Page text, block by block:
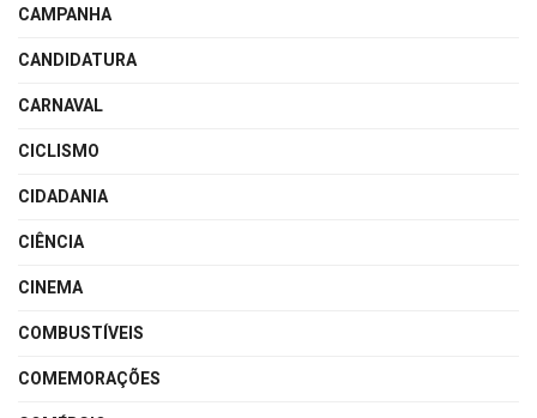
CAMPANHA
CANDIDATURA
CARNAVAL
CICLISMO
CIDADANIA
CIÊNCIA
CINEMA
COMBUSTÍVEIS
COMEMORAÇÕES